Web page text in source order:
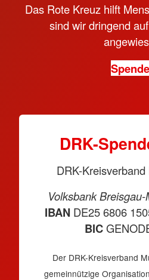
Das Rote Kreuz hilft
sind wir dringend
DRK-
DRK-
Volksbank
IBAN DE25 6806
BIC
Der DRK-Kreisverband
gemeinnützige